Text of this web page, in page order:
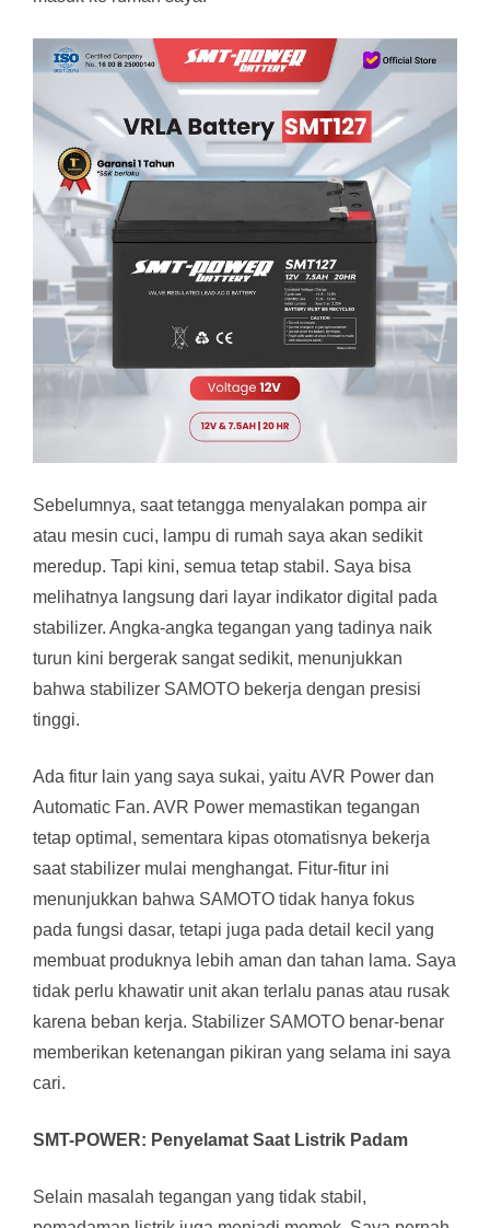
Sebelumnya, saat tetangga menyalakan pompa air
atau mesin cuci, lampu di rumah saya akan sedikit
meredup. Tapi kini, semua tetap stabil. Saya bisa
melihatnya langsung dari layar indikator digital pada
stabilizer. Angka-angka tegangan yang tadinya naik
turun kini bergerak sangat sedikit, menunjukkan
bahwa stabilizer SAMOTO bekerja dengan presisi
tinggi.
Ada fitur lain yang saya sukai, yaitu AVR Power dan
Automatic Fan. AVR Power memastikan tegangan
tetap optimal, sementara kipas otomatisnya bekerja
saat stabilizer mulai menghangat. Fitur-fitur ini
menunjukkan bahwa SAMOTO tidak hanya fokus
pada fungsi dasar, tetapi juga pada detail kecil yang
membuat produknya lebih aman dan tahan lama. Saya
tidak perlu khawatir unit akan terlalu panas atau rusak
karena beban kerja. Stabilizer SAMOTO benar-benar
memberikan ketenangan pikiran yang selama ini saya
cari.
SMT-POWER: Penyelamat Saat Listrik Padam
Selain masalah tegangan yang tidak stabil,